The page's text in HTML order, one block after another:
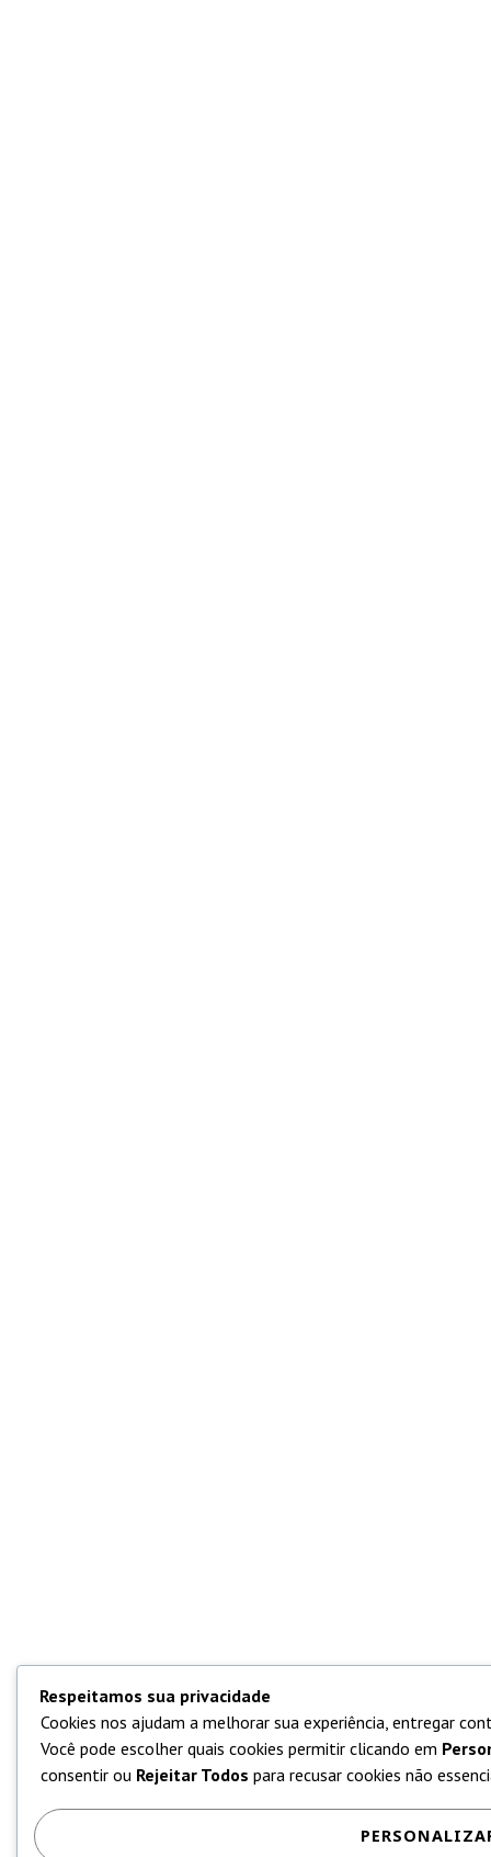
Respeitamos sua privacidade
Cookies nos ajudam a melhorar sua experiência, entregar
Você pode escolher quais cookies permitir clicando em
consentir ou Rejeitar Todos para recusar cookies não